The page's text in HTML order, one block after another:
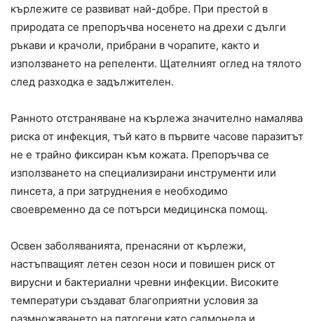
кърлежите се развиват най-добре. При престой в
природата се препоръчва носенето на дрехи с дълги
ръкави и крачоли, прибрани в чорапите, както и
използването на репеленти. Щателният оглед на тялото
след разходка е задължителен.
Ранното отстраняване на кърлежа значително намалява
риска от инфекция, тъй като в първите часове паразитът
не е трайно фиксиран към кожата. Препоръчва се
използването на специализирани инструменти или
пинсета, а при затруднения е необходимо
своевременно да се потърси медицинска помощ.
Освен заболяванията, пренасяни от кърлежи,
настъпващият летен сезон носи и повишен риск от
вирусни и бактериални чревни инфекции. Високите
температури създават благоприятни условия за